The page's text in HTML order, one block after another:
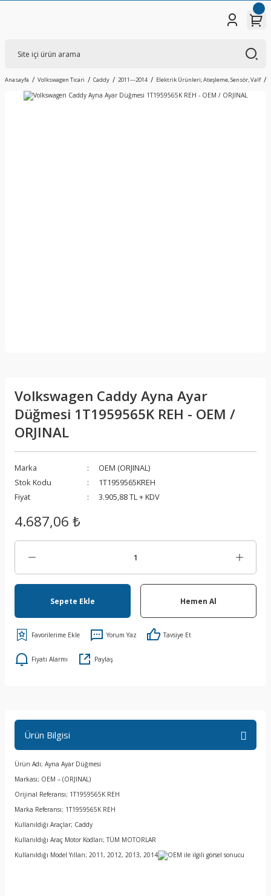
Anasayfa Volkswagen Ticari Caddy 2011---2014 Elektrik Ürünleri; Ateşleme, Sensör, Valf
Volkswagen Caddy Ayna Ayar
Düğmesi 1T1959565K REH - OEM /
ORJINAL
Marka
OEM (ORJINAL)
Stok Kodu
1T1959565KREH
Fiyat
3.905,88 TL + KDV
4.687,06 ₺
Sepete Ekle Hemen Al
Yorum Yaz Tavsiye Et
Fiyatı Alarmı Paylaş
Ürün Bilgisi
Ürün Adı; Ayna Ayar Düğmesi
Markası; OEM – (ORJINAL)
Orijinal Referansı; 1T1959565K REH
Marka Referansı; 1T1959565K REH
Kullanıldığı Araçlar; Caddy
Kullanıldığı Araç Motor Kodları; TÜM MOTORLAR
Kullanıldığı Model Yılları; 2011, 2012, 2013, 2014